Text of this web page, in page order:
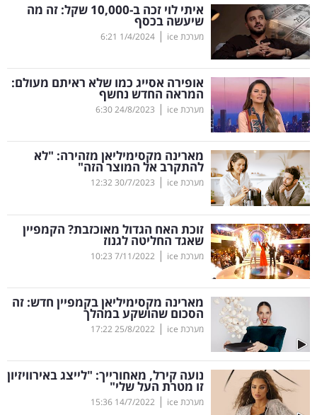
מדדים
ומחקרים
דעות
רכילות
עסקית
קריפטו
ויראלי
טלוויזיה
עסקי
ספורט
קריירה
ולימודים
מינויים
רייטינג
איתי לוי זכה ב-10,000 שקל: זה מה
שיעשה בכסף
מערכת ice |
1/4/2024
6:21
אופירה אסייג כמו שלא ראיתם מעולם:
המראה החדש נחשף
מערכת ice |
24/8/2023
6:30
מארינה מקסימיליאן מזהירה: "לא
להתקרב אל המוצר הזה"
מערכת ice |
30/7/2023
12:32
זוכת האח הגדול מאוכזבת? הקמפיין
שאגד החליטה לגנוז
מערכת ice |
7/11/2022
10:23
מארינה מקסימיליאן בקמפיין חדש: זה
הסכום שהושקע במהלך
מערכת ice |
25/8/2022
17:22
נועה קירל, מאחורייך: "לייצג באירוויזיון
זו מטרת העל שלי"
מערכת ice |
14/7/2022
15:36